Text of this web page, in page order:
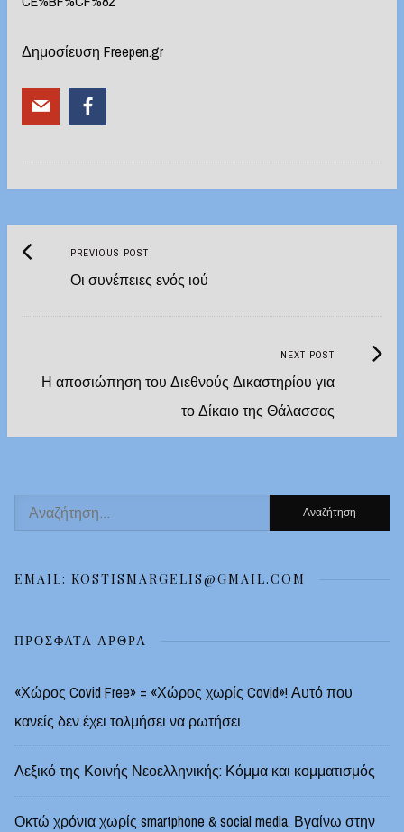
Δημοσίευση Freepen.gr
Post
navigation
PREVIOUS POSTPrevious
post:
Οι συνέπειες ενός ιού
NEXT POST
Η αποσιώπηση του Διεθνούς Δικαστηρίου για
το Δίκαιο της Θάλασσας
Next
Αναζήτηση
για:
EMAIL: KOSTISMARGELIS@GMAIL.COM
ΠΡΌΣΦΑΤΑ ΆΡΘΡΑ
«Χώρος Covid Free» = «Χώρος χωρίς Covid»! Αυτό που
κανείς δεν έχει τολμήσει να ρωτήσει
Λεξικό της Κοινής Νεοελληνικής: Κόμμα και κομματισμός
Οκτώ χρόνια χωρίς smartphone & social media. Βγαίνω στην